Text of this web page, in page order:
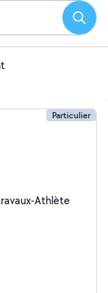
Particulier
Athlète